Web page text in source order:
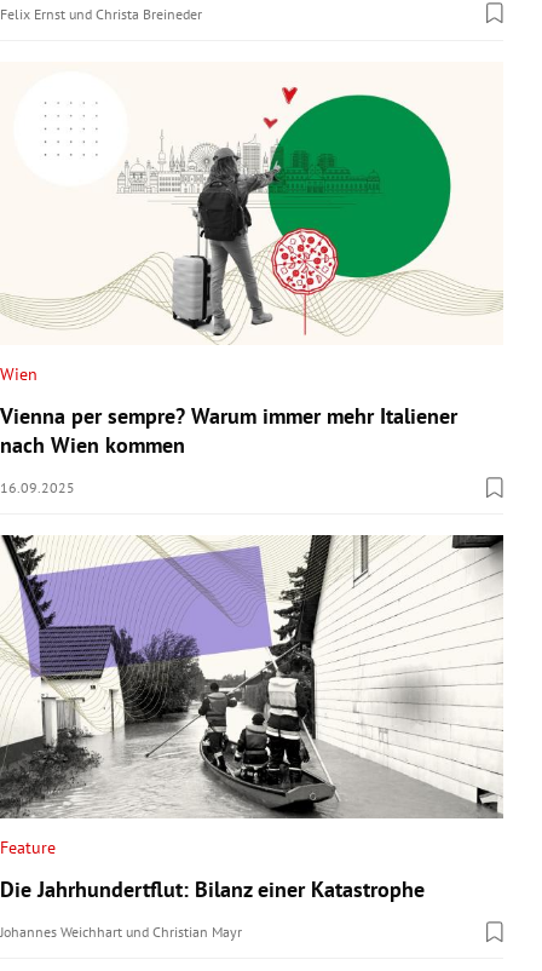
Felix Ernst und Christa Breineder
Wien
Vienna per sempre? Warum immer mehr Italiener
nach Wien kommen
16.09.2025
Feature
Die Jahrhundertflut: Bilanz einer Katastrophe
Johannes Weichhart und Christian Mayr